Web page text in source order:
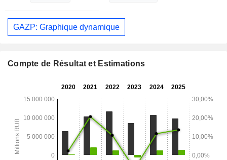
GAZP: Graphique dynamique
Compte de Résultat et Estimations